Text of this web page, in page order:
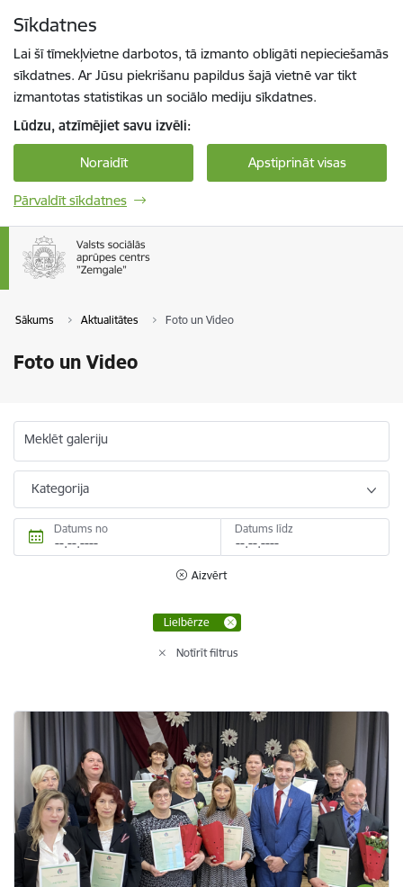
Sīkdatnes
Lai šī tīmekļvietne darbotos, tā izmanto obligāti nepieciešamās
sīkdatnes. Ar Jūsu piekrišanu papildus šajā vietnē var tikt
izmantotas statistikas un sociālo mediju sīkdatnes.
Lūdzu, atzīmējiet savu izvēli:
Noraidīt Apstiprināt visas
Pārvaldīt sīkdatnes
Sākums Aktualitātes Foto un Video
Foto un Video
Meklēt galeriju
Kategorija
Datums no Datums līdz
Aizvērt
Lielbērze
Notīrīt filtrus